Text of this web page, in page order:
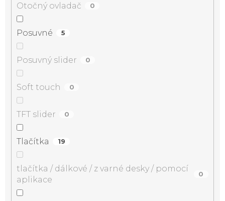
Otočný ovladač 0
Posuvné 5
Posuvný slider 0
Soft touch 0
TFT slider 0
Tlačítka 19
tlačítka / dálkové / z varné desky / pomocí
aplikace
0